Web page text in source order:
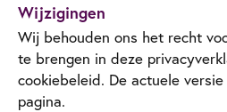
Wijzigingen
Wij behouden ons het recht
te brengen in deze
cookiebeleid. De actuele
pagina.